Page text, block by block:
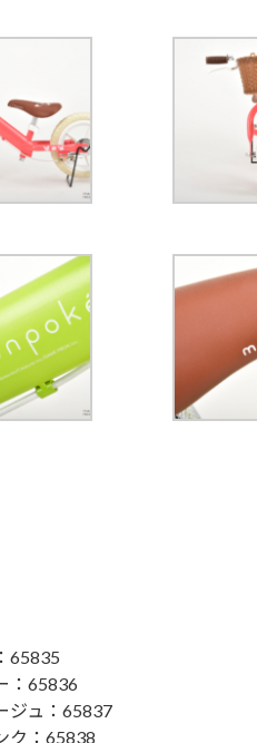
65835
：65836
ジュ：65837
ク：65838